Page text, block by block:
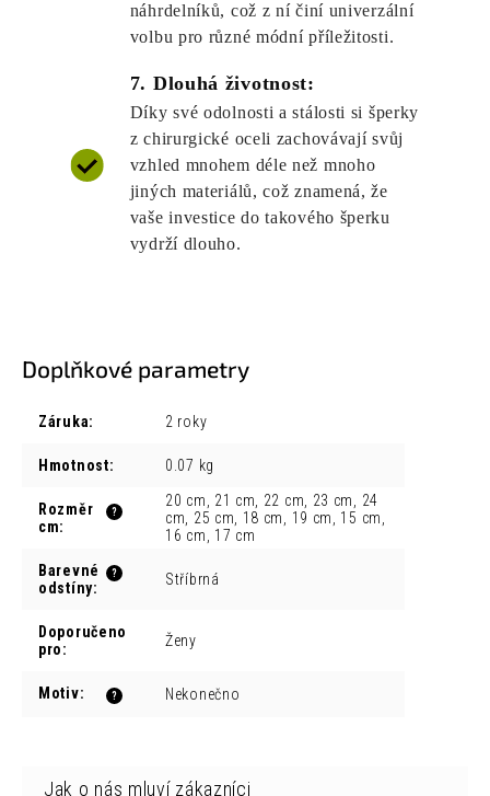
náhrdelníků, což z ní činí univerzální
volbu pro různé módní příležitosti.
7. Dlouhá životnost:
Díky své odolnosti a stálosti si šperky
z chirurgické oceli zachovávají svůj
vzhled mnohem déle než mnoho
jiných materiálů, což znamená, že
vaše investice do takového šperku
vydrží dlouho.
Doplňkové parametry
Záruka: 2 roky
Hmotnost: 0.07 kg
?
Rozměr
cm:
20 cm, 21 cm, 22 cm, 23 cm, 24
cm, 25 cm, 18 cm, 19 cm, 15 cm,
16 cm, 17 cm
?
Barevné
odstíny: Stříbrná
Doporučeno
pro: Ženy
?
Motiv: Nekonečno